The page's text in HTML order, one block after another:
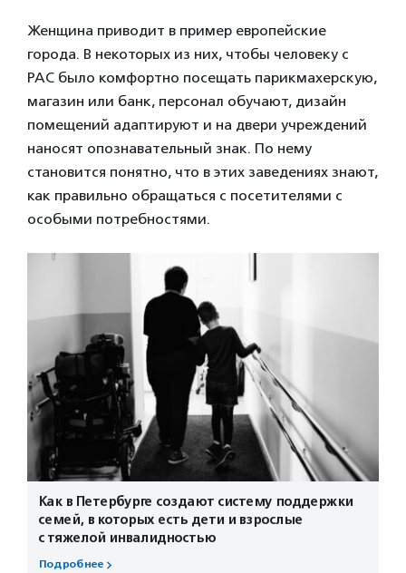
Женщина приводит в пример европейские
города. В некоторых из них, чтобы человеку с
РАС было комфортно посещать парикмахерскую,
магазин или банк, персонал обучают, дизайн
помещений адаптируют и на двери учреждений
наносят опознавательный знак. По нему
становится понятно, что в этих заведениях знают,
как правильно обращаться с посетителями с
особыми потребностями.
Как в Петербурге создают систему поддержки
семей, в которых есть дети и взрослые
с тяжелой инвалидностью
Подробнее